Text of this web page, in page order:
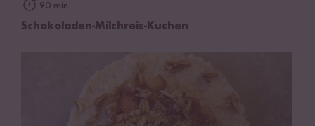
90 min
Schokoladen-Milchreis-Kuchen